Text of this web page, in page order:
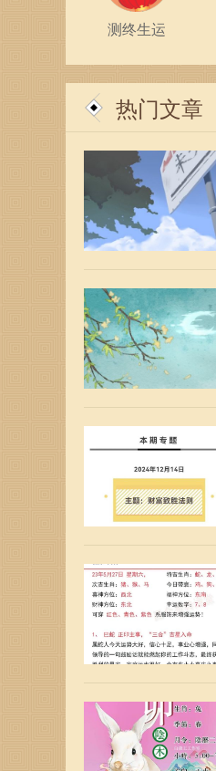
测终生运
热门文章